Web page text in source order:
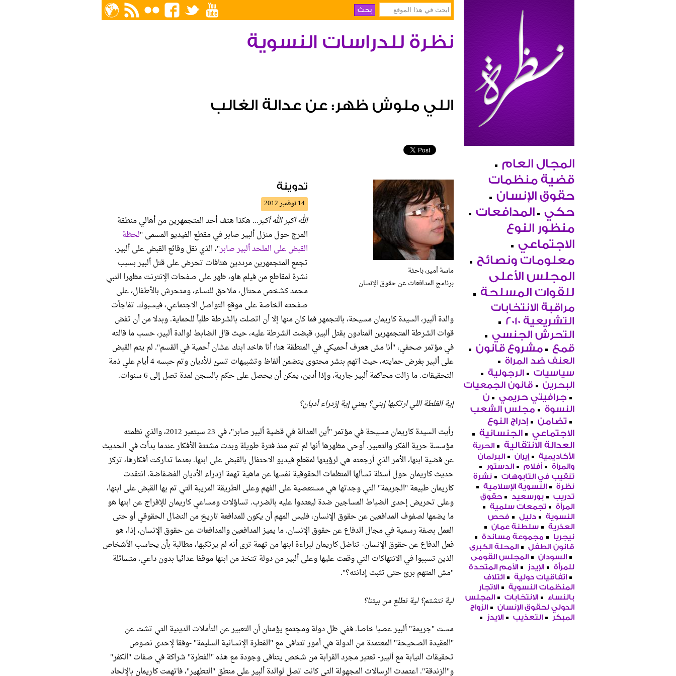
المجال العام
قضية منظمات
حقوق الإنسان
حكي
المدافعات
منظور النوع
الاجتماعي
معلومات ونصائح
المجلس الأعلى
للقوات المسلحة
مراقبة الانتخابات
التشريعية 2010
التحرش الجنسي
قمع
مشروع قانون
العنف ضد المراة
سياسيات
الرجولية
البحرين
قانون الجمعيات
جرافيتي حريمي
ن
النسوة
مجلس الشعب
تضامن
إدراج النوع
الاجتماعي
الجنسانية
العدالة الانتقالية
الحرية
الأكاديمية
إيران
البرلمان
والمرأة
أفلام
الدستور
تنقيب في التابوهات
نشرة
نظرة
النسوية الإسلامية
تدريب
بورسعيد
حقوق
المرأة
تجمعات سلمية
النسوية
دليل
فحص
العذرية
سلطنة عمان
نيجريا
مجموعة مساندة
قانون الطفل
المحلة الكبرى
السودان
المجلس القومى
للمرأة
الإيدز
الأمم المتحدة
اتفاقيات دولية
ائتلاف
المنظمات النسوية
الاتجار
بالنساء
الانتخابات
المجلس
الدولي لحقوق الإنسان
الزواج
المبكر
التعذيب الايدز
نظرة للدراسات النسوية
اللي ملوش ظهر: عن عدالة الغالب
ماسة أمير، باحثة
برنامج المدافعات عن حقوق الإنسان
تدوينة
14 نوفمبر 2012
الله أكبر الله أكبر... هكذا هتف أحد المتجمهرين من أهالي منطقة
المرج حول منزل ألبير صابر في مقطع الفيديو المسمى "لحظة
القبض على الملحد ألبير صابر"، الذي نقل وقائع القبض على ألبير.
تجمع المتجمهرين مرددين هتافات تحرض على قتل ألبير بسبب
نشرة لمقاطع من فيلم هاو، ظهر على صفحات الإنترنت مظهرا النبي
محمد كشخص محتال، ملاحق للنساء، ومتحرش بالأطفال، على
صفحته الخاصة على موقع التواصل الاجتماعي، فيسبوك. تفاجأت
والدة ألبير، السيدة كاريمان مسيحة، بالتجمهر فما كان منها إلا أن اتصلت بالشرطة طلباً للحماية. وبدلا من أن تفض
قوات الشرطة المتجمهرين المنادون بقتل ألبير، قبضت الشرطة عليه، حيث قال الضابط لوالدة ألبير، حسب ما قالته
في مؤتمر صحفي، "أنا مش هعرف أحميكي في المنطقة هنا؛ أنا هاخد ابنك عشان أحمية في القسم". لم يتم القبض
على ألبير بغرض حمايته، حيث اتهم بنشر محتوى يتضمن ألفاظ وتشبيهات تسئ للأديان وتم حبسه 4 أيام علي ذمة
التحقيقات. ما زالت محاكمة ألبير جارية، وإذا أدين، يمكن أن يحصل على حكم بالسجن لمدة تصل إلى 6 سنوات.
إية الغلطة اللي ارتكبها إبني؟ يعني إية إزدراء أديان؟
رأيت السيدة كاريمان مسيحة في مؤتمر "أين العدالة في قضية ألبير صابر"، في 23 سبتمبر 2012، والذي نظمته
مؤسسة حرية الفكر والتعبير. أوحى مظهرها أنها لم تنم منذ فترة طويلة وبدت مشتتة الأفكار عندما بدأت في الحديث
عن قضية ابنها، الأمر الذي أرجعته هي لرؤيتها لمقطع فيديو الاحتفال بالقبض على ابنها. بعدما تداركت أفكارها، تركز
حديث كاريمان حول أسئلة تسألها المنظمات الحقوقية نفسها عن ماهية تهمة ازدراء الأديان الفضفاضة. انتقدت
كاريمان طبيعة "الجريمة" التي وجدتها هي مستعصية على الفهم وعلى الطريقة المريبة التي تم بها القبض على ابنها،
وعلى تحريض إحدى الضباط المساجين ضدة ليعتدوا عليه بالضرب. تساؤلات ومساعي كاريمان للإفراج عن ابنها هو
ما يضمها لصفوف المدافعين عن حقوق الإنسان، فليس المهم أن يكون للمدافعة تاريخ من النضال الحقوقي أو حتى
العمل بصفة رسمية في مجال الدفاع عن حقوق الإنسان. ما يميز المدافعين والمدافعات عن حقوق الإنسان، إذا، هو
فعل الدفاع عن حقوق الإنسان- تناضل كاريمان لبراءة ابنها من تهمة ترى أنه لم يرتكبها، مطالبة بأن يحاسب الأشخاص
الذين تسببوا في الانتهاكات التي وقعت عليها وعلى ألبير من دولة تتخذ من ابنها موقفا عدائيا بدون داعي، متسائلة
"مش المتهم برئ حتى تثبت إدانته؟".
لية نتشتم؟ لية نطلع من بيتنا؟
مست "جريمة" ألبير عصبا خاصا. ففي ظل دولة ومجتمع يؤمنان أن التعبير عن التأملات الدينية التي تشت عن
"العقيدة الصحيحة" المعتمدة من الدولة هي أمور تتنافى مع "الفطرة الإنسانية السليمة" -وفقا لإحدى نصوص
تحقيقات النيابة مع ألبير- تعتبر مجرد القرابة من شخص يتنافى وجودة مع هذه "الفطرة" شراكة في صفات "الكفر"
و"الزندقة". اعتمدت الرسالات المجهولة التي كانت تصل لوالدة ألبير على منطق "التطهير"، فاتهمت كاريمان بالإلحاد